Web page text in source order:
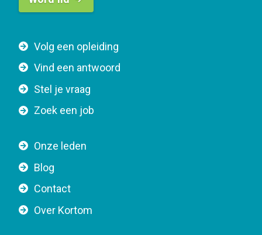
F
o
t
e
a
v
i
a
Volg een opleiding
Vind een antwoord
Stel je vraag
Zoek een job
Onze leden
Blog
Contact
Over Kortom
t
o
n
a
v
g
t
i
o